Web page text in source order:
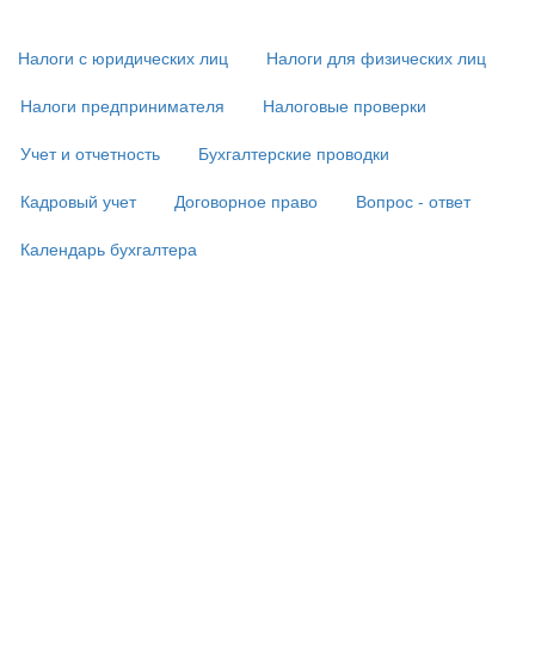
подвале)
Налоги с юридических лиц
Налоги для физических лиц
Налоги предпринимателя
Налоговые проверки
Учет и отчетность
Бухгалтерские проводки
Кадровый учет
Договорное право
Вопрос - ответ
Календарь бухгалтера